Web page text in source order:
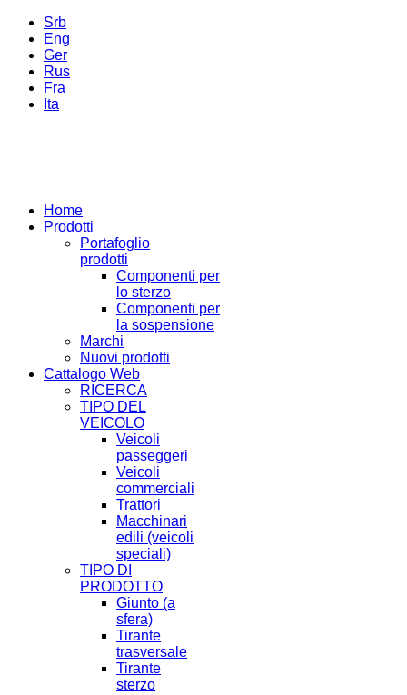
Srb
Eng
Ger
Rus
Fra
Ita
Home
Prodotti
Portafoglio
prodotti
Componenti per
lo sterzo
Componenti per
la sospensione
Marchi
Nuovi prodotti
Cattalogo Web
RICERCA
TIPO DEL
VEICOLO
Veicoli
passeggeri
Veicoli
commerciali
Trattori
Macchinari
edili (veicoli
speciali)
TIPO DI
PRODOTTO
Giunto (a
sfera)
Tirante
trasversale
Tirante
sterzo